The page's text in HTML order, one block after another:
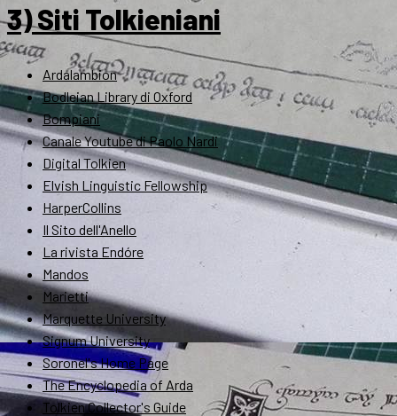
3) Siti Tolkieniani
Ardalambion
Bodleian Library di Oxford
Bompiani
Canale Youtube di Paolo Nardi
Digital Tolkien
Elvish Linguistic Fellowship
HarperCollins
Il Sito dell'Anello
La rivista Endóre
Mandos
Marietti
Marquette University
Signum University
Soronel's Home Page
The Encyclopedia of Arda
Tolkien Collector's Guide